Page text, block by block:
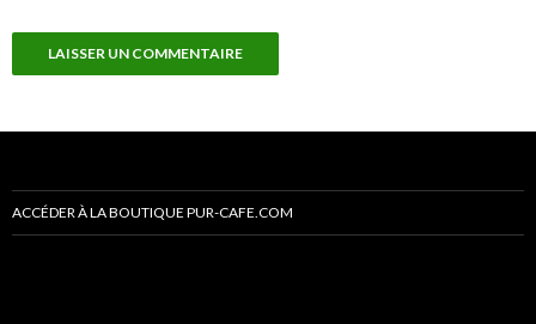
ACCÉDER À LA BOUTIQUE PUR-CAFE.COM